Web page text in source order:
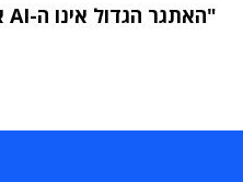
"האתגר הגדול אינו ה-AI אלא הטמעתה בארגון"